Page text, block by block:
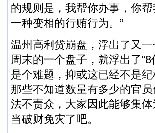
的规则是，我帮你办事，你
一种变相的行贿行为。”
温州高利贷崩盘，浮出了又
周末的一个盘子，就浮出了
是个难题，抑或这已经不是
那些不知道数量有多少的官
法不责众，大家因此能够集
当破财免灾了吧。